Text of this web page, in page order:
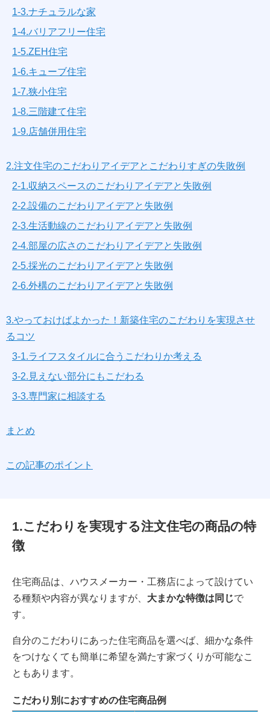
1-3.ナチュラルな家
1-4.バリアフリー住宅
1-5.ZEH住宅
1-6.キューブ住宅
1-7.狭小住宅
1-8.三階建て住宅
1-9.店舗併用住宅
2.注文住宅のこだわりアイデアとこだわりすぎの失敗例
2-1.収納スペースのこだわりアイデアと失敗例
2-2.設備のこだわりアイデアと失敗例
2-3.生活動線のこだわりアイデアと失敗例
2-4.部屋の広さのこだわりアイデアと失敗例
2-5.採光のこだわりアイデアと失敗例
2-6.外構のこだわりアイデアと失敗例
3.やっておけばよかった！新築住宅のこだわりを実現させ
るコツ
3-1.ライフスタイルに合うこだわりか考える
3-2.見えない部分にもこだわる
3-3.専門家に相談する
まとめ
この記事のポイント
1.こだわりを実現する注文住宅の商品の特
徴
住宅商品は、ハウスメーカー・工務店によって設けてい
る種類や内容が異なりますが、 大まかな特徴は同じで
す。
自分のこだわりにあった住宅商品を選べば、細かな条件
をつけなくても簡単に希望を満たす家づくりが可能なこ
ともあります。
こだわり別におすすめの住宅商品例